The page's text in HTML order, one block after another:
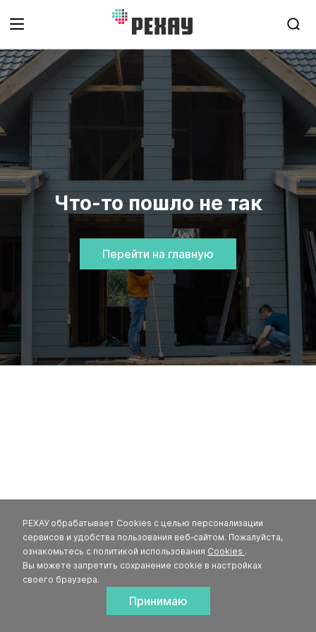
Что-то пошло не так
Перейти на главную
РЕХАУ обрабатывает Cookies с целью персонализации
сервисов и удобства пользования веб‑сайтом. Пожалуйста,
ознакомьтесь с политикой использования Cookies .
Вы можете запретить сохранение cookie в настройках
своего браузера.
Принимаю